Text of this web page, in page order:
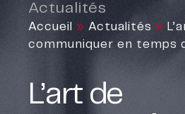
Actualités
Accueil » Actualités »
communiquer en temps
L’art de